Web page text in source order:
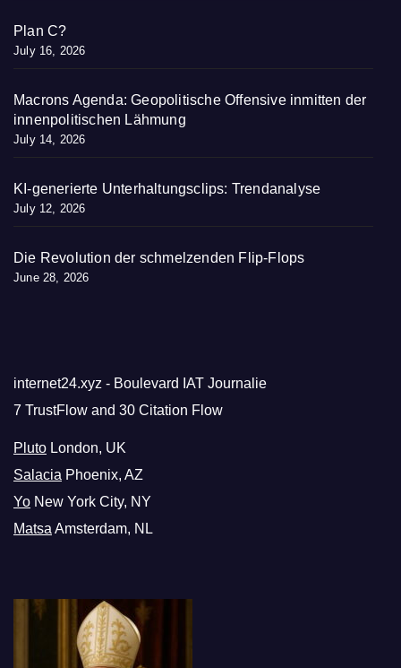
Plan C?
July 16, 2026
Macrons Agenda: Geopolitische Offensive inmitten der
innenpolitischen Lähmung
July 14, 2026
KI-generierte Unterhaltungsclips: Trendanalyse
July 12, 2026
Die Revolution der schmelzenden Flip-Flops
June 28, 2026
internet24.xyz - Boulevard IAT Journalie
7 TrustFlow and 30 Citation Flow
Pluto London, UK
Salacia Phoenix, AZ
Yo New York City, NY
MatsaAmsterdam, NL